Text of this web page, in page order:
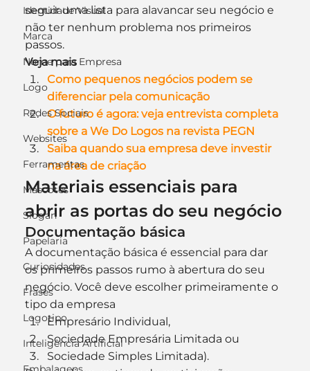
Identidade Visual
Marca
Nome para Empresa
Logo
Redes Sociais
Websites
Ferramentas
Mascotes
Slogan
Papelaria
Curiosidades
Frases
Logotipo
Inteligência Artificial
seguir uma lista para alavancar seu negócio e
não ter nenhum problema nos primeiros
passos.
Veja mais
Como pequenos negócios podem se
diferenciar pela comunicação
O futuro é agora: veja entrevista completa
sobre a We Do Logos na revista PEGN
Saiba quando sua empresa deve investir
na área de criação
Materiais essenciais para
abrir as portas do seu negócio
Documentação básica
A documentação básica é essencial para dar
os primeiros passos rumo à abertura do seu
negócio. Você deve escolher primeiramente o
tipo da empresa
Empresário Individual,
Sociedade Empresária Limitada ou
Sociedade Simples Limitada).